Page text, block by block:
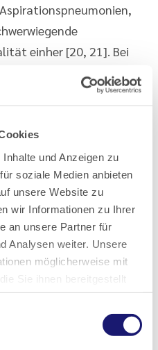
und Anzeigen zu
soziale Medien anbieten
unsere Website zu
wir Informationen zu Ihrer
an unsere Partner für
Analysen weiter. Unsere
möglicherweise mit
Ihrer Nutzung der Dienste
einher [20, 21]. Bei
eine Pneumonie bei
für verschiedene
kardiovaskuläre
akute kardiovaskuläre
akutes
ist beispielsweise
erworbenen